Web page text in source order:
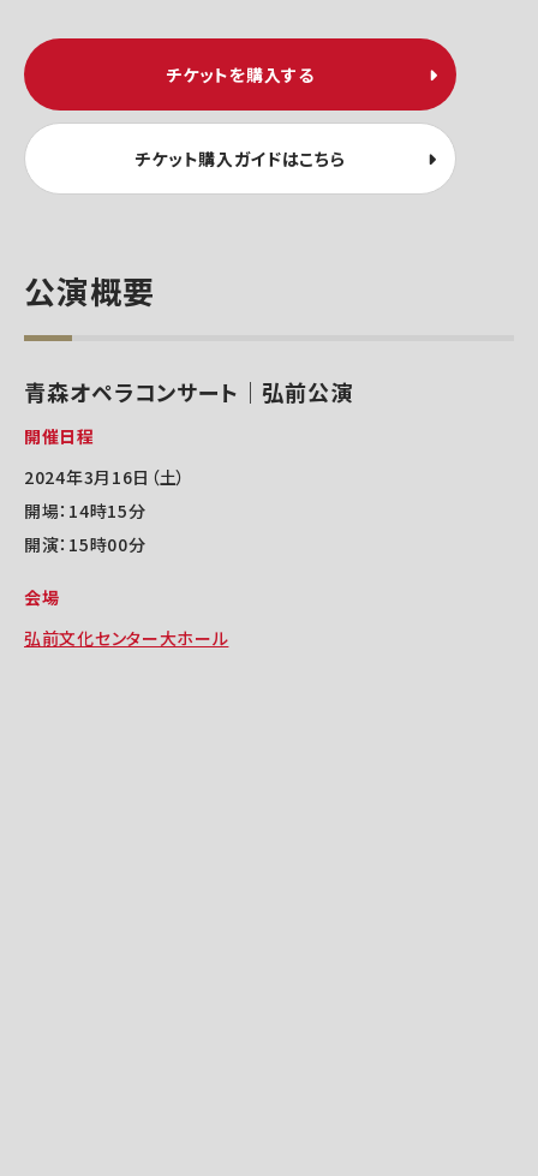
チケットを購入する
チケット購入ガイドはこちら
公演概要
青森オペラコンサート｜弘前公演
開催日程
2024年3月16日（土）
開場：14時15分
開演：15時00分
会場
弘前文化センター大ホール